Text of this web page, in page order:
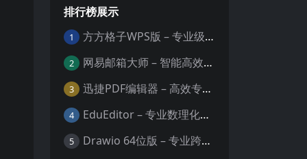
排行榜展示
1 方方格子WPS版 – 专业级Excel/WPS表格效率增强插件
2 网易邮箱大师 – 智能高效的全平台邮箱管理专家
3 迅捷PDF编辑器 – 高效专业的PDF编辑与格式处理工具
4 EduEditor – 专业数理化公式与科学文档编辑器
5 Drawio 64位版 – 专业跨平台图表设计与协作工具